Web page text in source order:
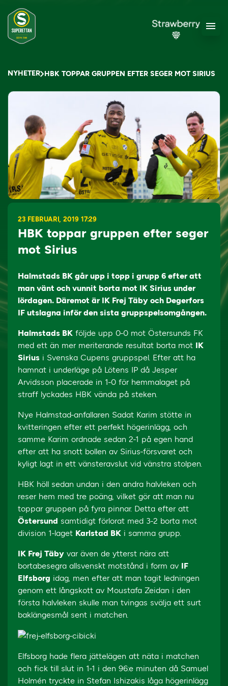
NYHETER HBK TOPPAR GRUPPEN EFTER SEGER MOT SIRIUS
23 FEBRUARI, 2019 17:29
HBK toppar gruppen efter seger
mot Sirius
Halmstads BK går upp i topp i grupp 6 efter att
man vänt och vunnit borta mot IK Sirius under
lördagen. Däremot är IK Frej Täby och Degerfors
IF utslagna inför den sista gruppspelsomgången.
Halmstads BK följde upp 0-0 mot Östersunds FK
med ett än mer meriterande resultat borta mot IK
Sirius i Svenska Cupens gruppspel. Efter att ha
hamnat i underläge på Lötens IP då Jesper
Arvidsson placerade in 1-0 för hemmalaget på
straff lyckades HBK vända på steken.
Nye Halmstad-anfallaren Sadat Karim stötte in
kvitteringen efter ett perfekt högerinlägg, och
samme Karim ordnade sedan 2-1 på egen hand
efter att ha snott bollen av Sirius-försvaret och
kyligt lagt in ett vänsteravslut vid vänstra stolpen.
HBK höll sedan undan i den andra halvleken och
reser hem med tre poäng, vilket gör att man nu
toppar gruppen på fyra pinnar. Detta efter att
Östersund samtidigt förlorat med 3-2 borta mot
division 1-laget Karlstad BK i samma grupp.
IK Frej Täby var även de ytterst nära att
bortabesegra allsvenskt motstånd i form av IF
Elfsborg idag, men efter att man tagit ledningen
genom ett långskott av Moustafa Zeidan i den
första halvleken skulle man tvingas svälja ett surt
baklängesmål sent i matchen.
Elfsborg hade flera jättelägen att näta i matchen
och fick till slut in 1-1 i den 96:e minuten då Samuel
Holmén tryckte in Stefan Ishizakis låga högerinlägg